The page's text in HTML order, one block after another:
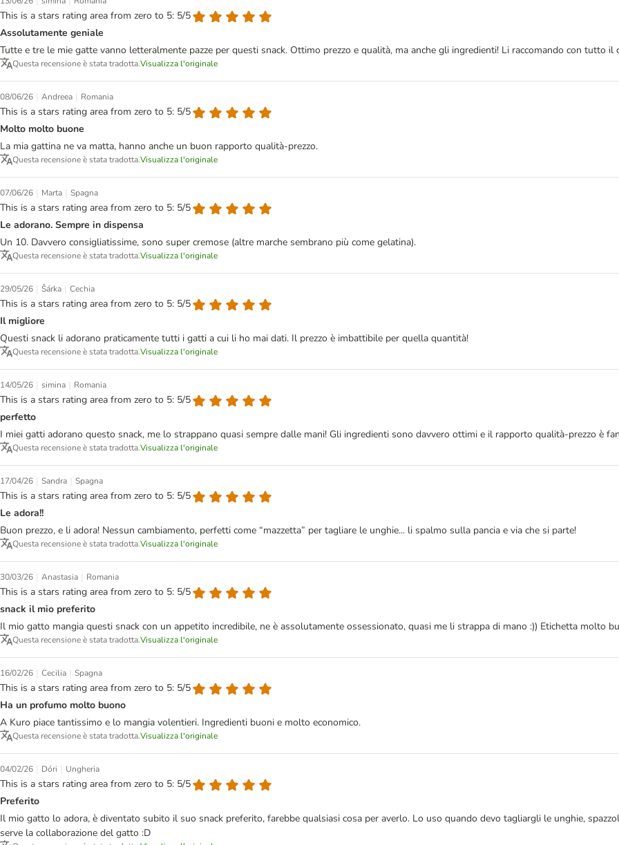
This is a stars rating area from zero to 5: 5/5
Assolutamente geniale
Tutte e tre le mie gatte vanno letteralmente pazze per questi snack. Ottimo prezzo e qualità, ma anche gli ingredienti! Li raccomando con tutto il
Questa recensione è stata tradotta.Visualizza l'originale
08/06/26 | Andreea | Romania
This is a stars rating area from zero to 5: 5/5
Molto molto buone
La mia gattina ne va matta, hanno anche un buon rapporto qualità-prezzo.
Questa recensione è stata tradotta.Visualizza l'originale
07/06/26 | Marta | Spagna
This is a stars rating area from zero to 5: 5/5
Le adorano. Sempre in dispensa
Un 10. Davvero consigliatissime, sono super cremose (altre marche sembrano più come gelatina).
Questa recensione è stata tradotta.Visualizza l'originale
29/05/26 | Šárka | Cechia
This is a stars rating area from zero to 5: 5/5
Il migliore
Questi snack li adorano praticamente tutti i gatti a cui li ho mai dati. Il prezzo è imbattibile per quella quantità!
Questa recensione è stata tradotta.Visualizza l'originale
14/05/26 | simina | Romania
This is a stars rating area from zero to 5: 5/5
perfetto
I miei gatti adorano questo snack, me lo strappano quasi sempre dalle mani! Gli ingredienti sono davvero ottimi e il rapporto qualità-prezzo è
Questa recensione è stata tradotta.Visualizza l'originale
17/04/26 | Sandra | Spagna
This is a stars rating area from zero to 5: 5/5
Le adora!!
Buon prezzo, e li adora! Nessun cambiamento, perfetti come “mazzetta” per tagliare le unghie... li spalmo sulla pancia e via che si parte!
Questa recensione è stata tradotta.Visualizza l'originale
30/03/26 | Anastasia | Romania
This is a stars rating area from zero to 5: 5/5
snack il mio preferito
Il mio gatto mangia questi snack con un appetito incredibile, ne è assolutamente ossessionato, quasi me li strappa di mano :)) Etichetta molto
Questa recensione è stata tradotta.Visualizza l'originale
16/02/26 | Cecilia | Spagna
This is a stars rating area from zero to 5: 5/5
Ha un profumo molto buono
A Kuro piace tantissimo e lo mangia volentieri. Ingredienti buoni e molto economico.
Questa recensione è stata tradotta.Visualizza l'originale
04/02/26 | Dóri | Ungheria
This is a stars rating area from zero to 5: 5/5
Preferito
Il mio gatto lo adora, è diventato subito il suo snack preferito, farebbe qualsiasi cosa per averlo. Lo uso quando devo tagliargli le unghie,
serve la collaborazione del gatto :D